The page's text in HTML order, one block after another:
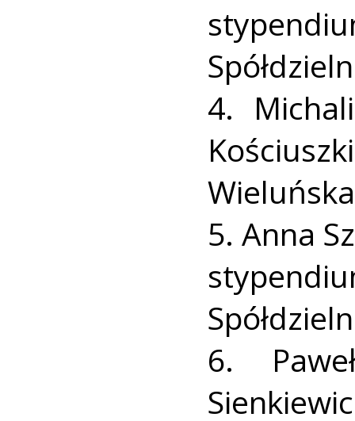
4.
5. Anna
6.